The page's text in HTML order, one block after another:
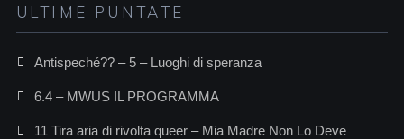
ULTIME PUNTATE
Antispeché?? – 5 – Luoghi di speranza
6.4 – MWUS IL PROGRAMMA
11 Tira aria di rivolta queer – Mia Madre Non Lo Deve